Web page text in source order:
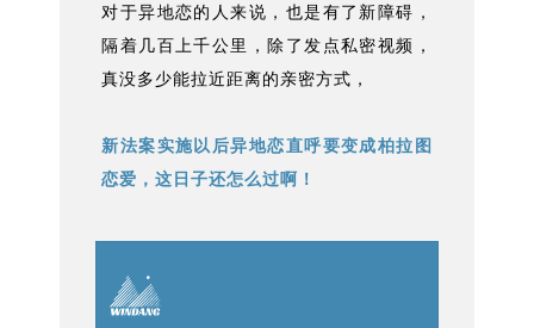
对于异地恋的人来说，也是有了新障碍，
隔着几百上千公里，除了发点私密视频，
真没多少能拉近距离的亲密方式，
新法案实施以后异地恋直呼要变成柏拉图
恋爱，这日子还怎么过啊！